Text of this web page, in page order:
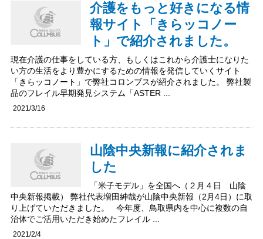
介護をもっと好きになる情
報サイト「きらッコノー
ト」で紹介されました。
現在介護の仕事をしている方、もしくはこれから介護士になりた
い方の生活をより豊かにするための情報を発信していくサイト
「きらッコノート」で弊社コロンブスが紹介されました。 弊社製
品のフレイル早期発見システム「ASTER ...
2021/3/16
山陰中央新報に紹介されま
した
「米子モデル」を全国へ（２月４日 山陰
中央新報掲載） 弊社代表増田紳哉が山陰中央新報（2月4日）に取
り上げていただきました。 今年度、鳥取県内を中心に複数の自
治体でご活用いただき始めたフレイル ...
2021/2/4